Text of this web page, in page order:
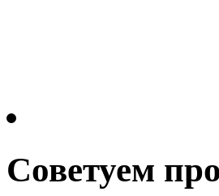
Советуем